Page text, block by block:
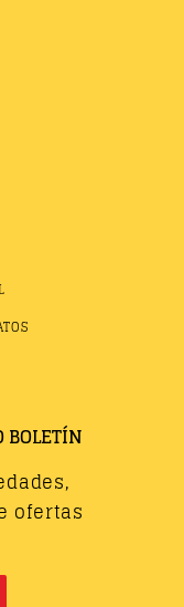
BOLETÍN
ofertas